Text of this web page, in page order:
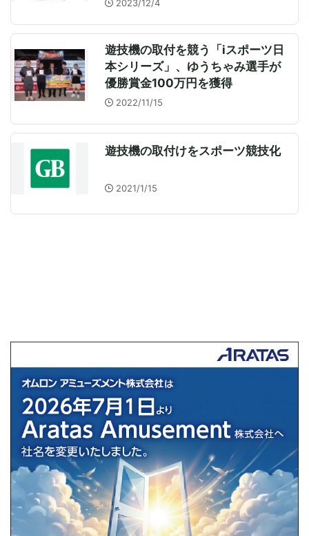
2023/12/4
遊技機の取付を競う「iスポーツ日
本シリーズ」、ゆうちゃみ選手が
優勝賞金100万円を獲得
2022/11/15
遊技機の取付けをスポーツ競技化
2021/1/15